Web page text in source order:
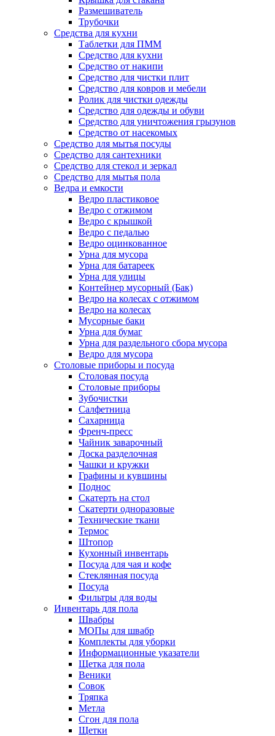
Размешиватель
Трубочки
Средства для кухни
Таблетки для ПММ
Средство для кухни
Средство от накипи
Средство для чистки плит
Средство для ковров и мебели
Ролик для чистки одежды
Средство для одежды и обуви
Средство для уничтожения грызунов
Средство от насекомых
Средство для мытья посуды
Средство для сантехники
Средство для стекол и зеркал
Средство для мытья пола
Ведра и емкости
Ведро пластиковое
Ведро с отжимом
Ведро с крышкой
Ведро с педалью
Ведро оцинкованное
Урна для мусора
Урна для батареек
Урна для улицы
Контейнер мусорный (Бак)
Ведро на колесах с отжимом
Ведро на колесах
Мусорные баки
Урна для бумаг
Урна для раздельного сбора мусора
Ведро для мусора
Столовые приборы и посуда
Столовая посуда
Столовые приборы
Зубочистки
Салфетница
Сахарница
Френч-пресс
Чайник заварочный
Доска разделочная
Чашки и кружки
Графины и кувшины
Поднос
Скатерть на стол
Скатерти одноразовые
Технические ткани
Термос
Штопор
Кухонный инвентарь
Посуда для чая и кофе
Стеклянная посуда
Посуда
Фильтры для воды
Инвентарь для пола
Швабры
МОПы для швабр
Комплекты для уборки
Информационные указатели
Щетка для пола
Веники
Совок
Тряпка
Метла
Сгон для пола
Щетки